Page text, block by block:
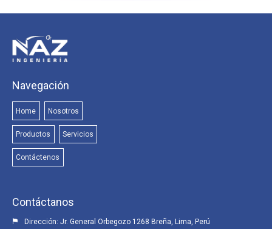
Navegación
Home Nosotros
Productos Servicios
Contáctenos
Contáctanos
Dirección: Jr. General Orbegozo 1268 Breña, Lima, Perú